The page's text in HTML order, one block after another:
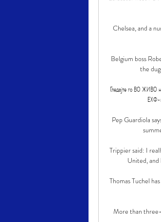
Chelsea, and a
Belgium boss
the
Гледајте го ВО ЖИВО
ЕХФ-
Pep Guardiola
Trippier said: I
United, and
Thomas Tuchel
More than three-